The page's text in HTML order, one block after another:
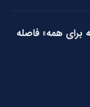
برای همه» فاصله